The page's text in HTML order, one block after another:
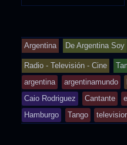
Argentina De Argentina Soy
Radio - Televisión - Cine
argentina
argentinamundo
Caio Rodriguez
Cantante
Hamburgo
Tango